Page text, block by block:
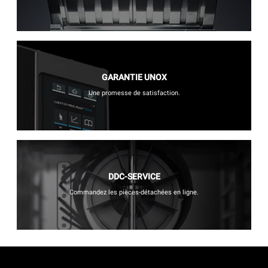
GARANTIE UNOX
Une promesse de satisfaction.
DDC-SERVICE
Commandez les pièces-détachées en ligne.